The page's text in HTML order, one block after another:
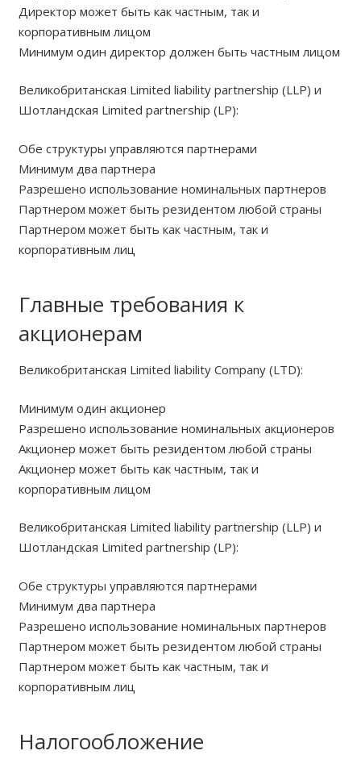
Директор может быть как частным, так и
корпоративным лицом
Минимум один директор должен быть частным лицом
Великобританская Limited liability partnership (LLP) и
Шотландская Limited partnership (LP):
Обе структуры управляются партнерами
Минимум два партнера
Разрешено использование номинальных партнеров
Партнером может быть резидентом любой страны
Партнером может быть как частным, так и
корпоративным лиц
Главные требования к
акционерам
Великобританская Limited liability Company (LTD):
Минимум один акционер
Разрешено использование номинальных акционеров
Акционер может быть резидентом любой страны
Акционер может быть как частным, так и
корпоративным лицом
Великобританская Limited liability partnership (LLP) и
Шотландская Limited partnership (LP):
Обе структуры управляются партнерами
Минимум два партнера
Разрешено использование номинальных партнеров
Партнером может быть резидентом любой страны
Партнером может быть как частным, так и
корпоративным лиц
Налогообложение